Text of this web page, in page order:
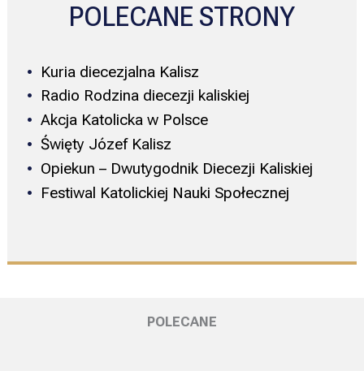
POLECANE STRONY
Kuria diecezjalna Kalisz
Radio Rodzina diecezji kaliskiej
Akcja Katolicka w Polsce
Święty Józef Kalisz
Opiekun – Dwutygodnik Diecezji Kaliskiej
Festiwal Katolickiej Nauki Społecznej
POLECANE